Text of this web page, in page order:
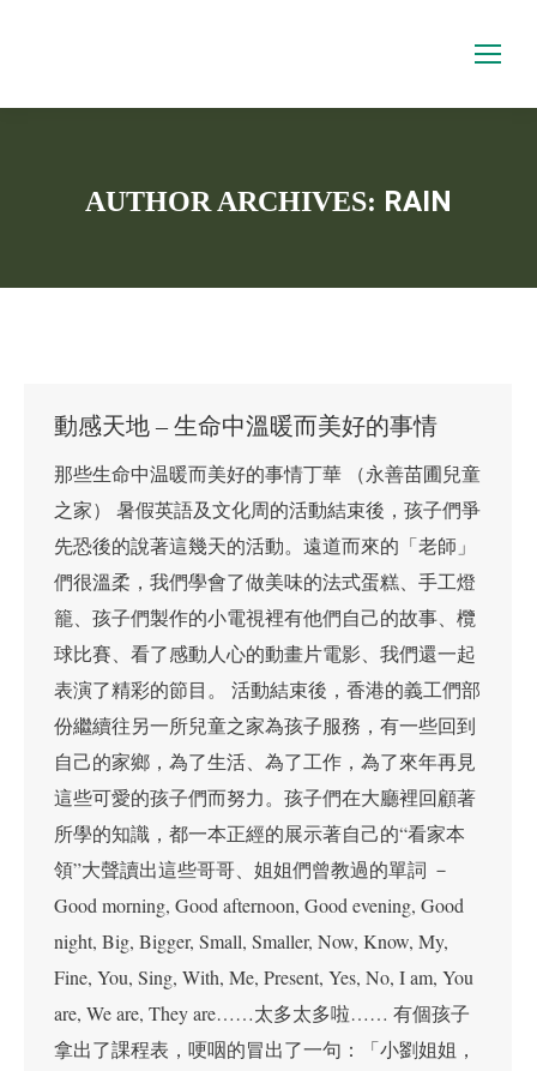
AUTHOR ARCHIVES: RAIN
動感天地 – 生命中溫暖而美好的事情
那些生命中温暖而美好的事情丁華 （永善苗圃兒童
之家） 暑假英語及文化周的活動結束後，孩子們爭
先恐後的說著這幾天的活動。遠道而來的「老師」
們很溫柔，我們學會了做美味的法式蛋糕、手工燈
籠、孩子們製作的小電視裡有他們自己的故事、欖
球比賽、看了感動人心的動畫片電影、我們還一起
表演了精彩的節目。 活動結束後，香港的義工們部
份繼續往另一所兒童之家為孩子服務，有一些回到
自己的家鄉，為了生活、為了工作，為了來年再見
這些可愛的孩子們而努力。孩子們在大廳裡回顧著
所學的知識，都一本正經的展示著自己的“看家本
領”大聲讀出這些哥哥、姐姐們曾教過的單詞 －
Good morning, Good afternoon, Good evening, Good
night, Big, Bigger, Small, Smaller, Now, Know, My,
Fine, You, Sing, With, Me, Present, Yes, No, I am, You
are, We are, They are……太多太多啦…… 有個孩子
拿出了課程表，哽咽的冒出了一句：「小劉姐姐，